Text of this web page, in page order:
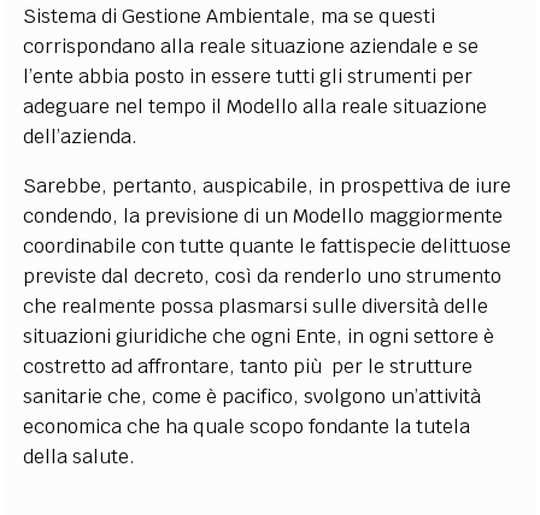
Sistema di Gestione Ambientale, ma se questi
corrispondano alla reale situazione aziendale e se
l’ente abbia posto in essere tutti gli strumenti per
adeguare nel tempo il Modello alla reale situazione
dell’azienda.
Sarebbe, pertanto, auspicabile, in prospettiva de iure
condendo, la previsione di un Modello maggiormente
coordinabile con tutte quante le fattispecie delittuose
previste dal decreto, così da renderlo uno strumento
che realmente possa plasmarsi sulle diversità delle
situazioni giuridiche che ogni Ente, in ogni settore è
costretto ad affrontare, tanto più per le strutture
sanitarie che, come è pacifico, svolgono un’attività
economica che ha quale scopo fondante la tutela
della salute.